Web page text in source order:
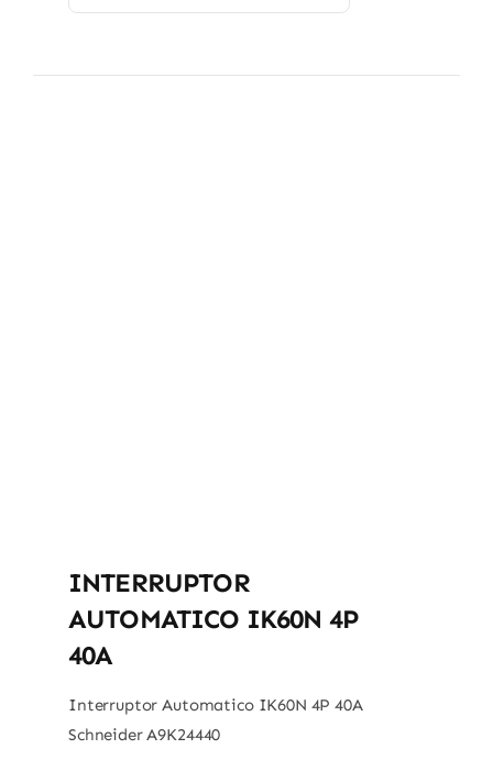
INTERRUPTOR
AUTOMATICO IK60N 4P
40A
Interruptor Automatico IK60N 4P 40A
Schneider A9K24440